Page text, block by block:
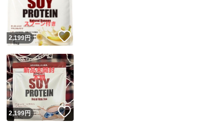
このユーザーは高頻度で24時間以内＆設定した発送日数内に発送してい
このユーザーは高頻度で24時間以内に発送しています
このユーザーは設定した発送日数内に発送しています
いいね！
2,199円 いいね！
いいね！
2,199円 いいね！